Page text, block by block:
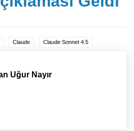
Claude Claude Sonnet 4.5
Uğur Nayır